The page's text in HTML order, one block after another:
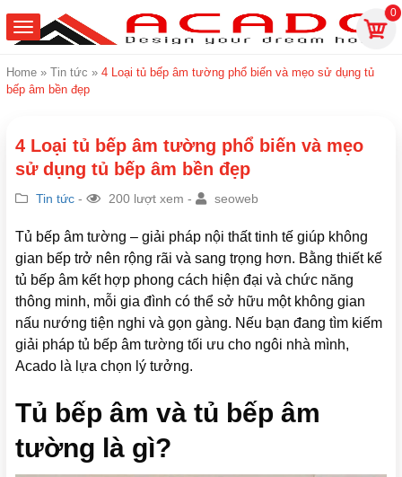
0
Home » Tin tức » 4 Loại tủ bếp âm tường phổ biến và mẹo sử dụng tủ
bếp âm bền đẹp
4 Loại tủ bếp âm tường phổ biến và mẹo
sử dụng tủ bếp âm bền đẹp
Tin tức - 200 lượt xem - seoweb
Tủ bếp âm tường – giải pháp nội thất tinh tế giúp không
gian bếp trở nên rộng rãi và sang trọng hơn. Bằng thiết kế
tủ bếp âm kết hợp phong cách hiện đại và chức năng
thông minh, mỗi gia đình có thể sở hữu một không gian
nấu nướng tiện nghi và gọn gàng. Nếu bạn đang tìm kiếm
giải pháp tủ bếp âm tường tối ưu cho ngôi nhà mình,
Acado là lựa chọn lý tưởng.
Tủ bếp âm và tủ bếp âm
tường là gì?